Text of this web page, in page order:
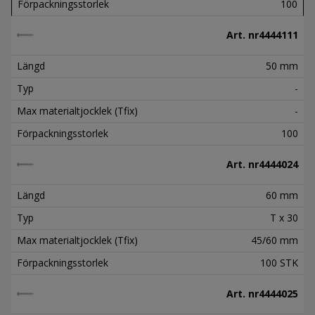
Förpackningsstorlek
100
Art. nr4444111
Längd
50 mm
Typ
-
Max materialtjocklek (Tfix)
-
Förpackningsstorlek
100
Art. nr4444024
Längd
60 mm
Typ
T x 30
Max materialtjocklek (Tfix)
45/60 mm
Förpackningsstorlek
100 STK
Art. nr4444025